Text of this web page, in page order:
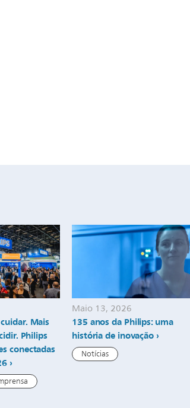
Mais
Philips
conectadas
Maio 13, 2026
135 anos da Philips: uma
história de inovação
Notícias